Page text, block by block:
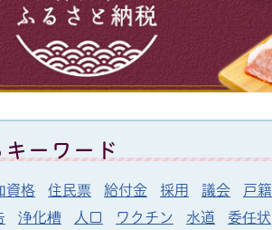
ーワード
資格 住民票 給付金 採用 議会
戸籍
浄化槽 人口 ワクチン 水道
委任状